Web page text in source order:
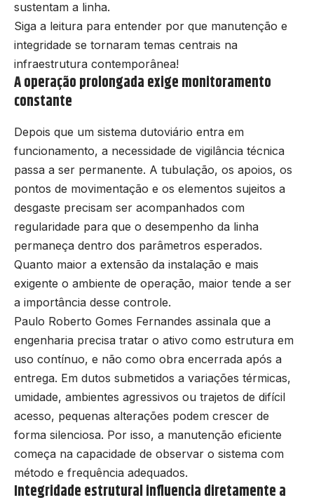
sustentam a linha.
Siga a leitura para entender por que manutenção e
integridade se tornaram temas centrais na
infraestrutura contemporânea!
A operação prolongada exige monitoramento
constante
Depois que um sistema dutoviário entra em
funcionamento, a necessidade de vigilância técnica
passa a ser permanente. A tubulação, os apoios, os
pontos de movimentação e os elementos sujeitos a
desgaste precisam ser acompanhados com
regularidade para que o desempenho da linha
permaneça dentro dos parâmetros esperados.
Quanto maior a extensão da instalação e mais
exigente o ambiente de operação, maior tende a ser
a importância desse controle.
Paulo Roberto Gomes Fernandes assinala que a
engenharia precisa tratar o ativo como estrutura em
uso contínuo, e não como obra encerrada após a
entrega. Em dutos submetidos a variações térmicas,
umidade, ambientes agressivos ou trajetos de difícil
acesso, pequenas alterações podem crescer de
forma silenciosa. Por isso, a manutenção eficiente
começa na capacidade de observar o sistema com
método e frequência adequados.
Integridade estrutural influencia diretamente a